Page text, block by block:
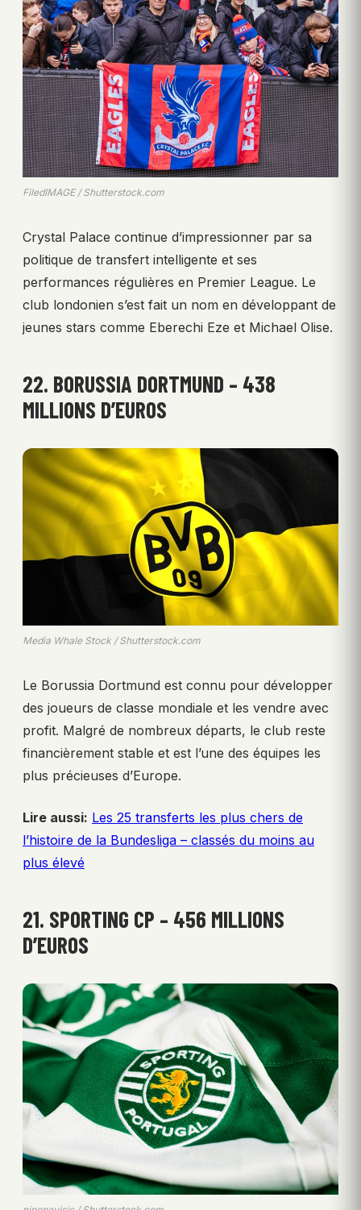
FiledIMAGE / Shutterstock.com
Crystal Palace continue d’impressionner par sa
politique de transfert intelligente et ses
performances régulières en Premier League. Le
club londonien s’est fait un nom en développant de
jeunes stars comme Eberechi Eze et Michael Olise.
22. BORUSSIA DORTMUND – 438
MILLIONS D’EUROS
Media Whale Stock / Shutterstock.com
Le Borussia Dortmund est connu pour développer
des joueurs de classe mondiale et les vendre avec
profit. Malgré de nombreux départs, le club reste
financièrement stable et est l’une des équipes les
plus précieuses d’Europe.
Lire aussi: Les 25 transferts les plus chers de
l’histoire de la Bundesliga – classés du moins au
plus élevé
21. SPORTING CP – 456 MILLIONS
D’EUROS